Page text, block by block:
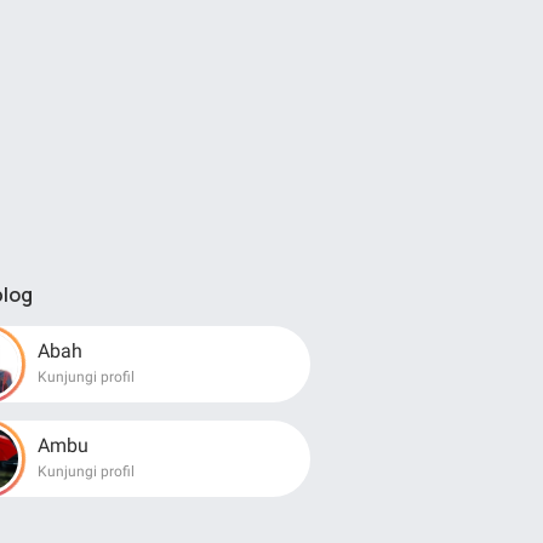
Abah
Kunjungi profil
Ambu
Kunjungi profil